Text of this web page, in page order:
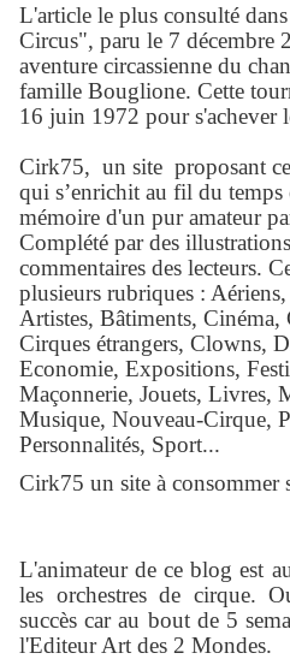
L'article le plus consulté
Circus", paru le 7 décembre
aventure circassienne du
famille Bouglione. Cette
16 juin 1972 pour s'achever
Cirk75, un site proposant
qui s’enrichit au fil du
mémoire d'un pur amateur
Complété par des
commentaires des lecteurs.
plusieurs rubriques :
Artistes, Bâtiments, Cinéma,
Cirques étrangers, Clowns,
Economie, Expositions,
Maçonnerie, Jouets, Livres,
Musique, Nouveau-Cirque,
Personnalités, Sport...
Cirk75 un site à consommer
L'animateur de ce blog est
les orchestres de cirque.
succès car au bout de 5
l'Editeur Art des 2 Mondes.